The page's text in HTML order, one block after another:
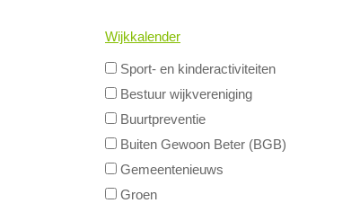
Wijkkalender
Sport- en kinderactiviteiten
Bestuur wijkvereniging
Buurtpreventie
Buiten Gewoon Beter (BGB)
Gemeentenieuws
Groen